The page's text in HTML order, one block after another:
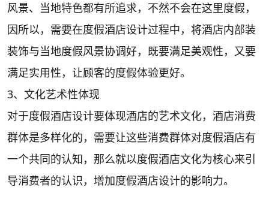
风景、当地特色都有所追求，不然不会在这里度假，
因所以，需要在度假酒店设计过程中，将酒店内部装
装饰与当地度假风景协调好，既要满足美观性，又要
满足实用性，让顾客的度假体验更好。
3、文化艺术性体现
对于度假酒店设计要体现酒店的艺术文化，酒店消费
群体是多样化的，需要让这些消费群体对度假酒店有
一个共同的认知，那么就以度假酒店文化为核心来引
导消费者的认识，增加度假酒店设计的影响力。